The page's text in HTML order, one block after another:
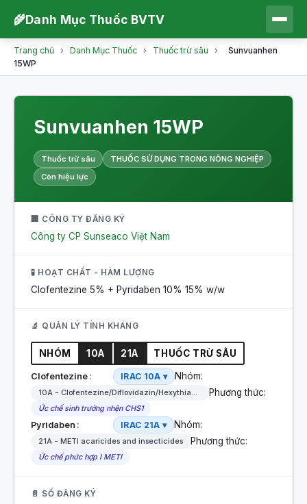
🌾Danh Mục Thuốc BVTV
Trang chủ › Danh Mục Thuốc › Thuốc trừ sâu ›
Sunvuanhen
15WP
Sunvuanhen 15WP
Thuốc trừ sâu
THUỐC SỬ DỤNG TRONG NÔNG NGHIỆP
Còn hiệu lực
🏢 CÔNG TY ĐĂNG KÝ
Công ty CP Sunseaco Việt Nam
🧪 HOẠT CHẤT - HÀM LƯỢNG
Clofentezine 5% + Pyridaben 10% 15% w/w
🔬 QUẢN LÝ TÍNH KHÁNG
NHÓM 10A 21A THUỐC TRỪ SÂU
Clofentezine IRAC 10A ▾ Nhóm:
10A - Clofentezine/Diflovidazin/Hexythiazox Phương thức:
Ức chế sinh trưởng nhện CHS1
Pyridaben IRAC 21A ▾ Nhóm:
21A - METI acaricides and insecticides Phương thức:
Ức chế phức hợp I METI
📄 SỐ ĐĂNG KÝ